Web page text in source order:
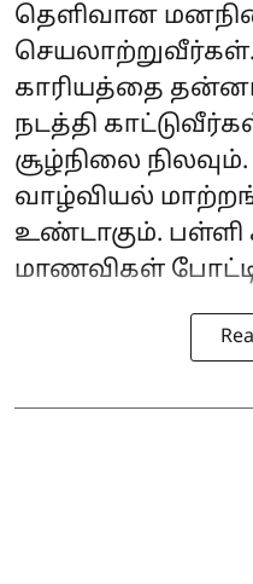
தெளிவான
காரியத்தை
நடத்தி
சூழ்நிலை
வாழ்வியல்
உண்டாகும்.
மாணவிகள்